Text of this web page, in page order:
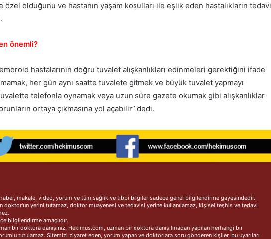
olduğunu ve hastanın yaşam koşulları ile eşlik eden hastalıkların tedavi
önemli?
hastalarının doğru tuvalet alışkanlıkları edinmeleri gerektiğini ifade
her gün aynı saatte tuvalete gitmek ve büyük tuvalet yapmayı
telefonla oynamak veya uzun süre gazete okumak gibi alışkanlıklar
ortaya çıkmasına yol açabilir” dedi.
makale, video, yorum ve tüm sağlık ve tıbbi bilgiler sadece genel bilgilendirme gayesindedir.
doktor'un yerini tutamaz, doktor muayenesi ve tedavisi yerine kullanılamaz, kişisel teşhis ve tedavi
bilgilendirme amaçlıdır.
bir doktora danışınız. Hekimus.com, uzman bir doktora danışılmadan yapılan herhangi bir
tutulamaz. Sitemizi ziyaret eden, yorum yapan ve doktorlara soru gönderen kişiler, bu uyarıları